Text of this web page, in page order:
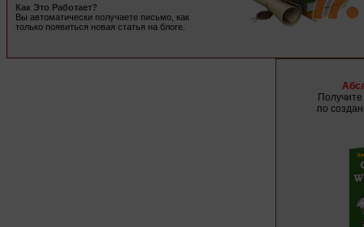
Как Это Работает?
Вы автоматически получаете письмо, как
только появиться новая статья на блоге.
по